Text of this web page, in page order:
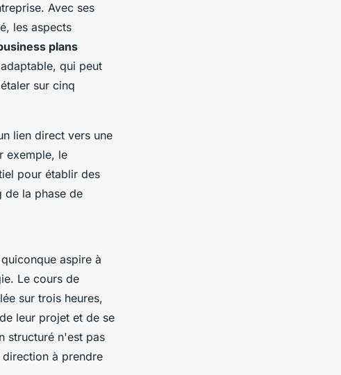
Avec ses
les aspects
plans
qui peut
sur cinq
lien direct vers une
exemple, le
pour établir des
de la phase de
aspire à
Le cours de
sur trois heures,
leur projet et de se
structuré n'est pas
à prendre